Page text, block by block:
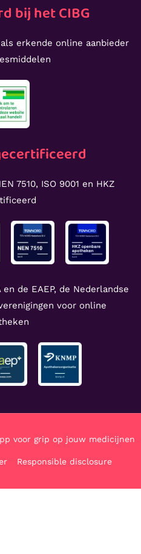
bij het CIBG
erkende online aanbieder
7510, ISO 9001 en HKZ
de EAEP, de Nederlandse
voor online
voor grip op jouw medicijnen
Responsible disclosure